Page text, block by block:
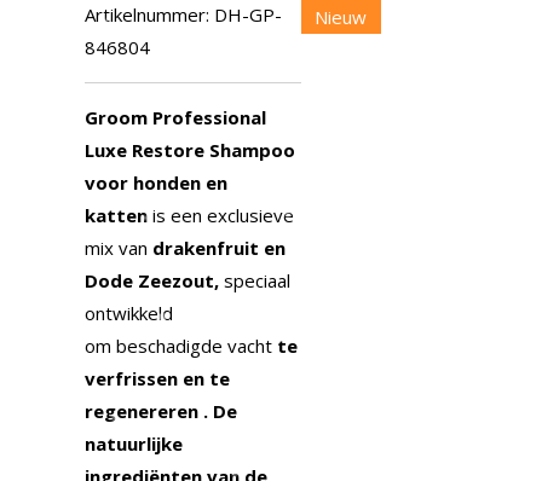
Nieuw
Artikelnummer: DH-GP-
846804
Groom Professional
Luxe Restore Shampoo
voor honden en
katten is een exclusieve
mix van drakenfruit en
Dode Zeezout, speciaal
ontwikkeld
om beschadigde vacht te
verfrissen en te
regenereren . De
natuurlijke
ingrediënten van de